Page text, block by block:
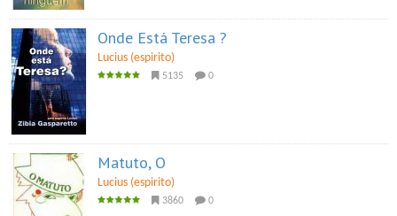
Onde Está Teresa ?
Lucius (espirito)
5135 0
Matuto, O
Lucius (espirito)
3860 0